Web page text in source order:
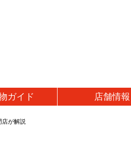
ガイド 店舗情報
店が解説